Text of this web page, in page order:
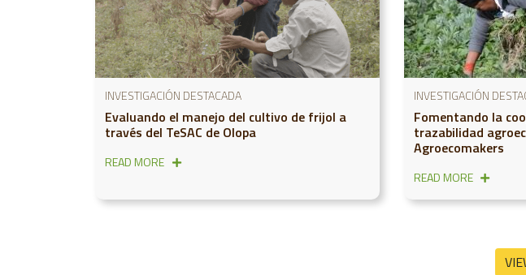
INVESTIGACIÓN DESTACADA
Evaluando el manejo del cultivo de frijol a
través del TeSAC de Olopa
READ MORE
INVESTIGACIÓN
Fomentando la
trazabilidad
Agroecomakers
READ MORE